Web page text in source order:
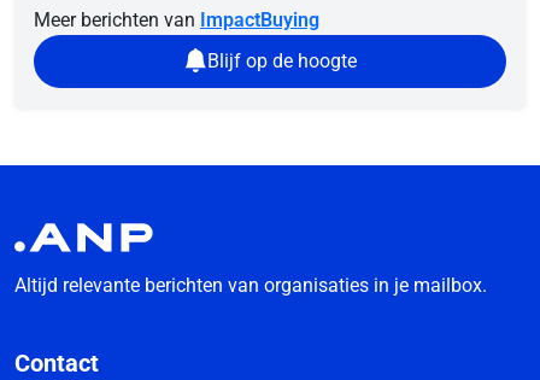
Meer berichten van ImpactBuying
Blijf op de hoogte
Altijd relevante berichten van organisaties in je mailbox.
Contact